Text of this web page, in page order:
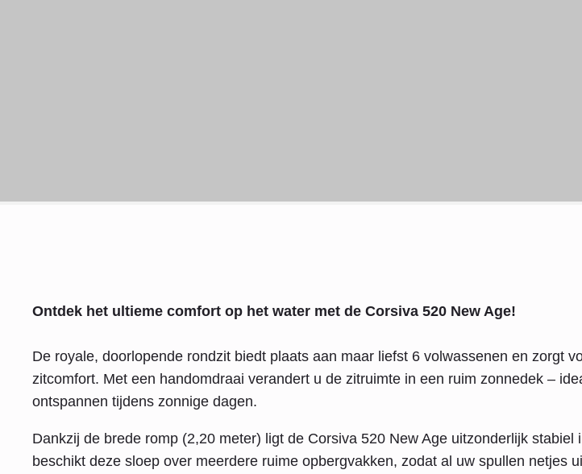
Ontdek het ultieme comfort op het water met de Corsiva 520 New Age!
De royale, doorlopende rondzit biedt plaats aan maar liefst 6 volwassenen en zorgt
zitcomfort. Met een handomdraai verandert u de zitruimte in een ruim zonnedek –
ontspannen tijdens zonnige dagen.
Dankzij de brede romp (2,20 meter) ligt de Corsiva 520 New Age uitzonderlijk stabiel
beschikt deze sloep over meerdere ruime opbergvakken, zodat al uw spullen netjes